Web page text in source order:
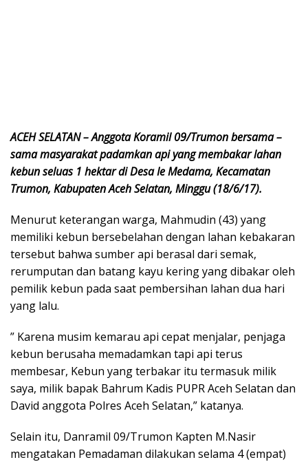
ACEH SELATAN – Anggota Koramil 09/Trumon bersama –
sama masyarakat padamkan api yang membakar lahan
kebun seluas 1 hektar di Desa Ie Medama, Kecamatan
Trumon, Kabupaten Aceh Selatan, Minggu (18/6/17).
Menurut keterangan warga, Mahmudin (43) yang
memiliki kebun bersebelahan dengan lahan kebakaran
tersebut bahwa sumber api berasal dari semak,
rerumputan dan batang kayu kering yang dibakar oleh
pemilik kebun pada saat pembersihan lahan dua hari
yang lalu.
” Karena musim kemarau api cepat menjalar, penjaga
kebun berusaha memadamkan tapi api terus
membesar, Kebun yang terbakar itu termasuk milik
saya, milik bapak Bahrum Kadis PUPR Aceh Selatan dan
David anggota Polres Aceh Selatan,” katanya.
Selain itu, Danramil 09/Trumon Kapten M.Nasir
mengatakan Pemadaman dilakukan selama 4 (empat)